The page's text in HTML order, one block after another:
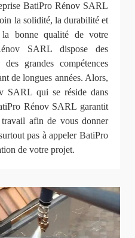
BatiPro Rénov SARL
la solidité, la durabilité et
la bonne qualité de votre
SARL dispose des
des grandes compétences
de longues années. Alors,
SARL qui se réside dans
Rénov SARL garantit
afin de vous donner
pas à appeler BatiPro
de votre projet.